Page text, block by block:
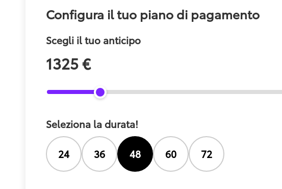
Configura il tuo piano di pagamento
Scegli il tuo anticipo
1325 €
Seleziona la durata!
24 36 48 60 72